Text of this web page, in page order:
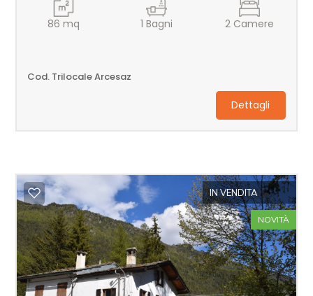
86 mq 1 Bagni 2 Camere
Cod. Trilocale Arcesaz
Dettagli
IN VENDITA
NOVITÀ